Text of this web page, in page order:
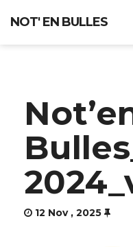
NOT' EN BULLES
QUI SOMMES-NOUS ?
CHEF DE CHOEUR
RÉPERTOIRE
CONCERTS12 Nov , 2025